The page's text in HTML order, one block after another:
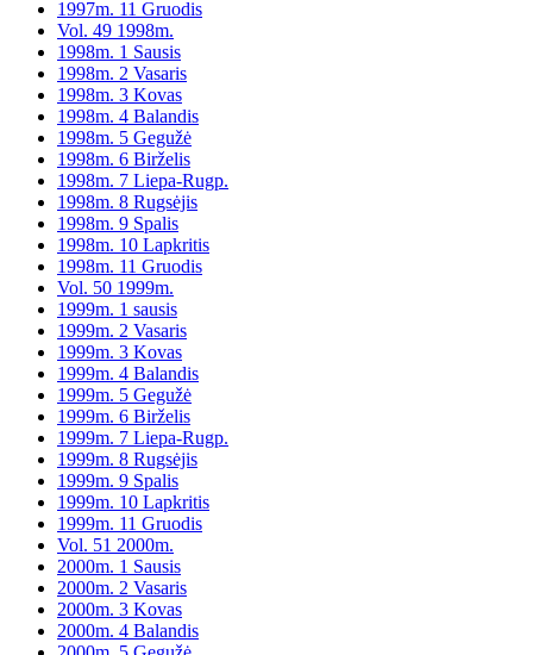
1997m. 11 Gruodis
Vol. 49 1998m.
1998m. 1 Sausis
1998m. 2 Vasaris
1998m. 3 Kovas
1998m. 4 Balandis
1998m. 5 Gegužė
1998m. 6 Birželis
1998m. 7 Liepa-Rugp.
1998m. 8 Rugsėjis
1998m. 9 Spalis
1998m. 10 Lapkritis
1998m. 11 Gruodis
Vol. 50 1999m.
1999m. 1 sausis
1999m. 2 Vasaris
1999m. 3 Kovas
1999m. 4 Balandis
1999m. 5 Gegužė
1999m. 6 Birželis
1999m. 7 Liepa-Rugp.
1999m. 8 Rugsėjis
1999m. 9 Spalis
1999m. 10 Lapkritis
1999m. 11 Gruodis
Vol. 51 2000m.
2000m. 1 Sausis
2000m. 2 Vasaris
2000m. 3 Kovas
2000m. 4 Balandis